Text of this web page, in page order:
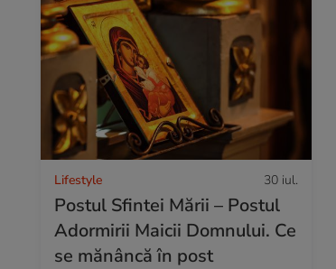
Lifestyle 30 iul.
Postul Sfintei Mării – Postul
Adormirii Maicii Domnului. Ce
se mănâncă în post